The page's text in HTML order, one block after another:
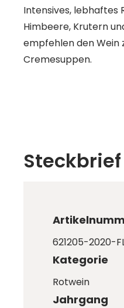
Intensives, lebhaftes
Himbeere, Krutern
empfehlen den Wein
Cremesuppen.
Steckbrief
621205-2020-
Kategorie
Rotwein
Jahrgang